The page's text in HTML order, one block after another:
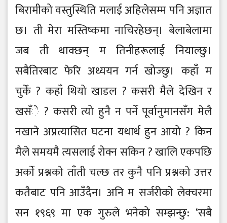
बिरामीको वस्तुस्थिति मलाई अहिलेसम्म पनि अज्ञात
छ। ती मेरा मस्तिष्कमा नाचिरहेछन्। बेलाबेलामा
जब ती थाक्छन् म तिनीहरूलाई नियाल्छु।
सबैतिरबाट फेरि अध्ययन गर्न खोज्छु। कहाँ म
चुकेँ ? कहाँ थियो खाडल ? कसरी मैले देखिन र
खसँे ? कसरी त्यो हुनै न पर्ने पूर्वानुमानसँग मेलै
नखाने अप्रत्यासित घटना यथार्थ हुन आयो ? किन
मैले समयमै त्यसलाई रोक्न सकिन ? खालि एकपछि
अर्काे प्रश्नको ताँती चल्छ तर कुनै पनि प्रश्नको उत्तर
कतैबाट पनि आउँदैन। अनि म सर्जरीको लेक्चरमा
सन १९६९ मा एक गुरुले भनेको सम्झन्छु: ‘सबै